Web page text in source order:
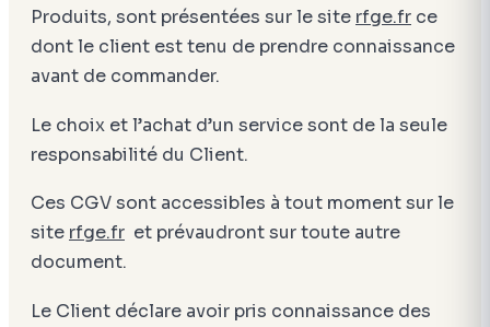
Produits, sont présentées sur le site rfge.fr ce
dont le client est tenu de prendre connaissance
avant de commander.
Le choix et l’achat d’un service sont de la seule
responsabilité du Client.
Ces CGV sont accessibles à tout moment sur le
site rfge.fr et prévaudront sur toute autre
document.
Le Client déclare avoir pris connaissance des